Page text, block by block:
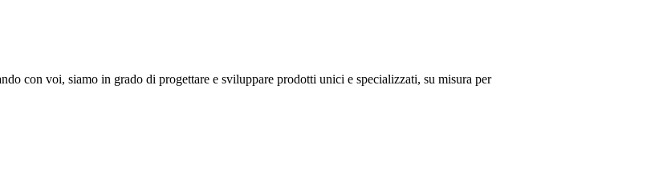
con voi, siamo in grado di progettare e sviluppare prodotti unici e specializzati, su misura per